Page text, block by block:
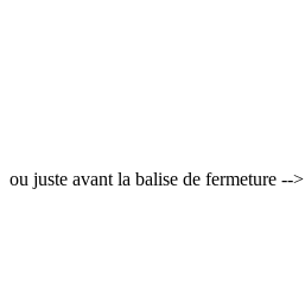
ou juste avant la balise de fermeture -->